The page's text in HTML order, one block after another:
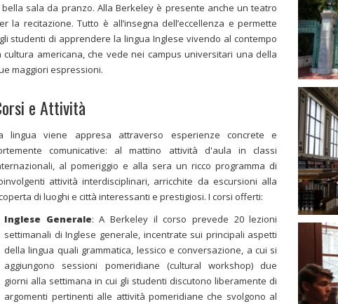
sala da pranzo. Alla Berkeley è presente anche un teatro
la recitazione. Tutto è all’insegna dell’eccellenza e permette
studenti di apprendere la lingua Inglese vivendo al contempo
cultura americana, che vede nei campus universitari una della
maggiori espressioni.
e Attività
lingua viene appresa attraverso esperienze concrete e
comunicative: al mattino attività d'aula in classi
al pomeriggio e alla sera un ricco programma di
attività interdisciplinari, arricchite da escursioni alla
di luoghi e città interessanti e prestigiosi. I corsi offerti:
Inglese Generale: A Berkeley il corso prevede 20 lezioni
settimanali di Inglese generale, incentrate sui principali aspetti
della lingua quali grammatica, lessico e conversazione, a cui si
aggiungono sessioni pomeridiane (cultural workshop) due
giorni alla settimana in cui gli studenti discutono liberamente di
argomenti pertinenti alle attività pomeridiane che svolgono al